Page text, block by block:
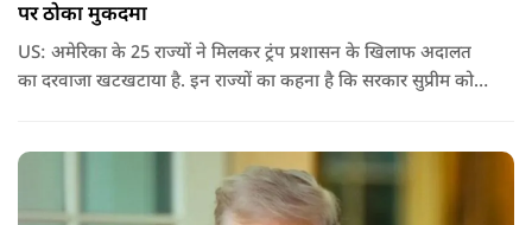
पर ठोका मुकदमा
US: अमेरिका के 25 राज्यों ने मिलकर ट्रंप प्रशासन के खिलाफ अदालत
का दरवाजा खटखटाया है. इन राज्यों का कहना है कि सरकार सुप्रीम कोर्ट